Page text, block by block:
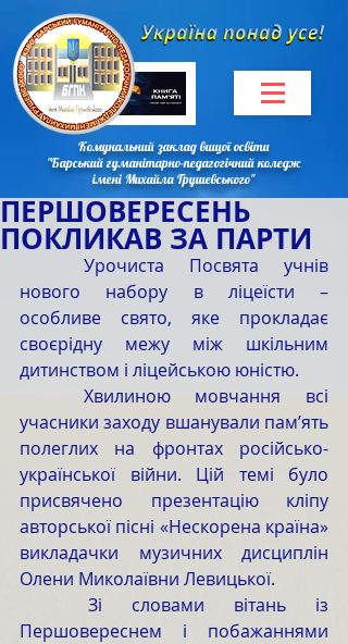
Комунальний заклад вищої освіти
"Барський гуманітарно-педагогічний коледж
імені Михайла Грушевського"
ПЕРШОВЕРЕСЕНЬ
ПОКЛИКАВ ЗА ПАРТИ
нового набору в ліцеїсти –
особливе свято, яке прокладає
своєрідну межу між шкільним
дитинством і ліцейською юністю.
учасники заходу вшанували пам’ять
полеглих на фронтах російсько-
української війни. Цій темі було
присвячено презентацію кліпу
авторської пісні «Нескорена країна»
викладачки музичних дисциплін
Олени Миколаївни Левицької.
Першовереснем і побажаннями